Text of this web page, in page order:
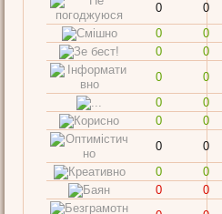
0
0
0
0
0
0
0
0
0
0
0
0
0
0
0
0
0
0